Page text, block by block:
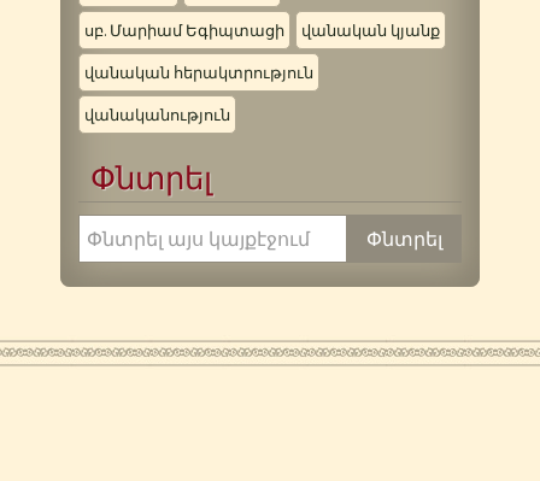
սբ. Մարիամ Եգիպտացի վանական կյանք
վանական հերակտրություն
վանականություն
Փնտրել